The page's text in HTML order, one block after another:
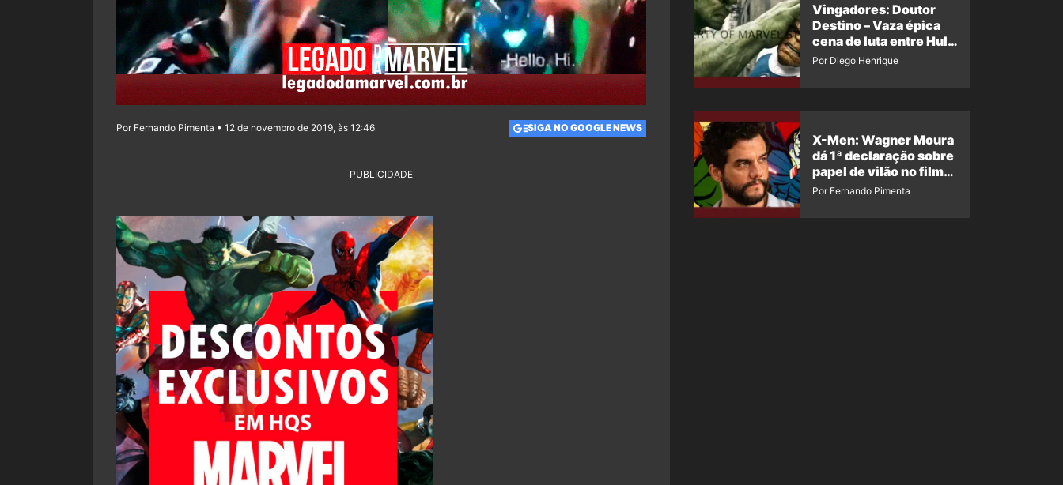
Por Fernando Pimenta • 12 de novembro de 2019, às 12:46 SIGA NO GOOGLE NEWS
PUBLICIDADE
Vingadores: Doutor
Destino – Vaza épica
cena de luta entre Hulk
e o Coisa
Por Diego Henrique
X-Men: Wagner Moura
dá 1ª declaração sobre
papel de vilão no filme
da Marvel
Por Fernando Pimenta